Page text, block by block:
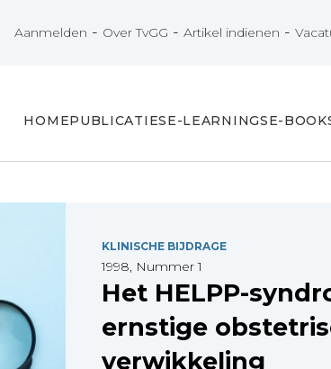
Aanmelden - Over TvGG -Artikel indienen -
HOMEPUBLICATIESE-LEARNINGSE-
KLINISCHE BIJDRAGE
1998, Nummer 1
Het HELPP-
ernstige
verwikkeling